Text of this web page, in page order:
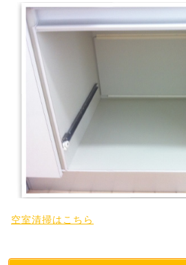
空室清掃はこちら